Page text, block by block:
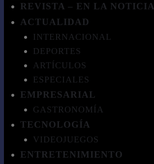
REVISTA – EN LA NOTICIA
ACTUALIDAD
INTERNACIONAL
DEPORTES
ARTÍCULOS
ESPECIALES
EMPRESARIAL
GASTRONOMÍA
TECNOLOGÍA
VIDEOJUEGOS
ENTRETENIMIENTO